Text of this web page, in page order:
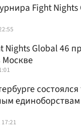
Fight Nights
Nights Global 46
Москве